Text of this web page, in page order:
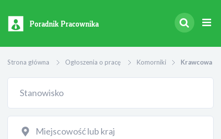
Poradnik Pracownika
Strona główna Ogłoszenia o pracę Komorniki Krawcowa